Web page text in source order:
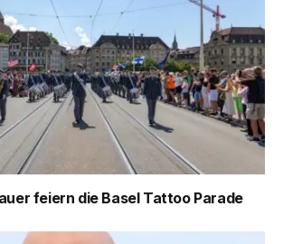
feiern die Basel Tattoo Parade